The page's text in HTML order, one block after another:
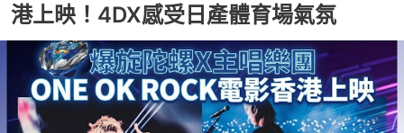
港上映！4DX感受日產體育場氣氛